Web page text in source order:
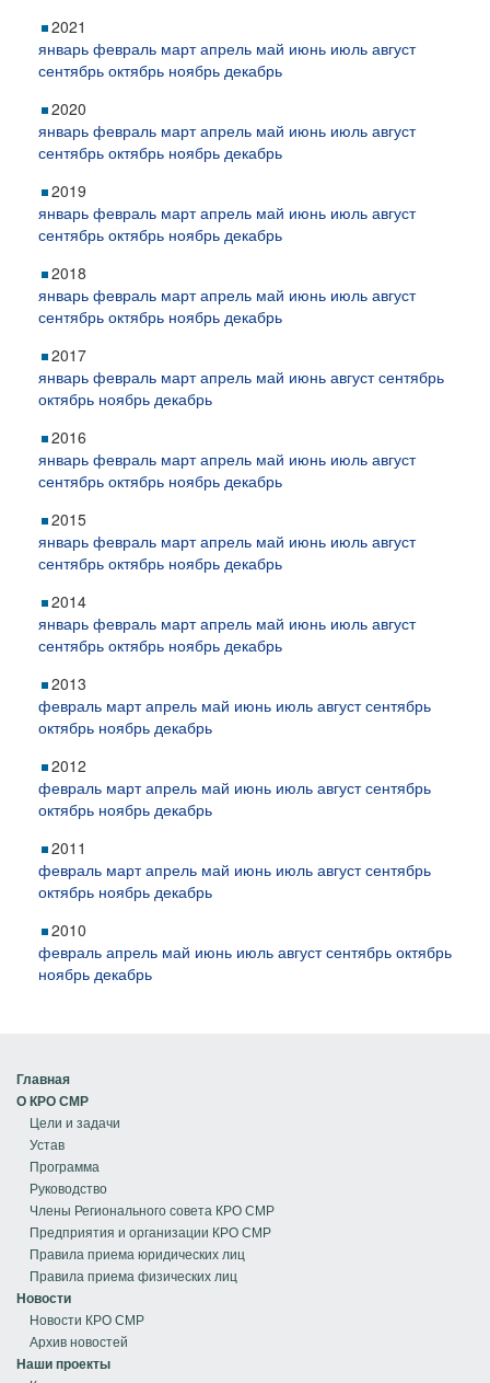
2021
январь февраль март апрель май июнь июль август
сентябрь октябрь ноябрь декабрь
2020
январь февраль март апрель май июнь июль август
сентябрь октябрь ноябрь декабрь
2019
январь февраль март апрель май июнь июль август
сентябрь октябрь ноябрь декабрь
2018
январь февраль март апрель май июнь июль август
сентябрь октябрь ноябрь декабрь
2017
январь февраль март апрель май июнь август сентябрь
октябрь ноябрь декабрь
2016
январь февраль март апрель май июнь июль август
сентябрь октябрь ноябрь декабрь
2015
январь февраль март апрель май июнь июль август
сентябрь октябрь ноябрь декабрь
2014
январь февраль март апрель май июнь июль август
сентябрь октябрь ноябрь декабрь
2013
февраль март апрель май июнь июль август сентябрь
октябрь ноябрь декабрь
2012
февраль март апрель май июнь июль август сентябрь
октябрь ноябрь декабрь
2011
февраль март апрель май июнь июль август сентябрь
октябрь ноябрь декабрь
2010
февраль апрель май июнь июль август сентябрь октябрь
ноябрь декабрь
Главная
О КРО СМР
Цели и задачи
Устав
Программа
Руководство
Члены Регионального совета КРО СМР
Предприятия и организации КРО СМР
Правила приема юридических лиц
Правила приема физических лиц
Новости
Новости КРО СМР
Архив новостей
Наши проекты